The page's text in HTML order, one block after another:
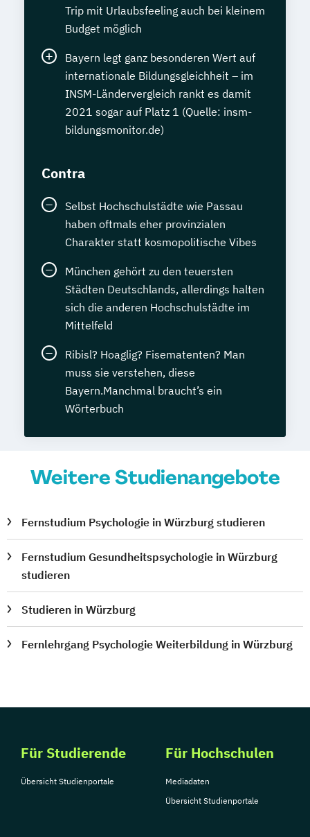
Trip mit Urlaubsfeeling auch bei kleinem
Budget möglich
Bayern legt ganz besonderen Wert auf
internationale Bildungsgleichheit – im
INSM-Ländervergleich rankt es damit
2021 sogar auf Platz 1 (Quelle: insm-
bildungsmonitor.de)
Contra
Selbst Hochschulstädte wie Passau
haben oftmals eher provinzialen
Charakter statt kosmopolitische Vibes
München gehört zu den teuersten
Städten Deutschlands, allerdings halten
sich die anderen Hochschulstädte im
Mittelfeld
Ribisl? Hoaglig? Fisematenten? Man
muss sie verstehen, diese
Bayern.Manchmal braucht’s ein
Wörterbuch
Weitere Studienangebote
Fernstudium Psychologie in Würzburg studieren
Fernstudium Gesundheitspsychologie in Würzburg
studieren
Studieren in Würzburg
Fernlehrgang Psychologie Weiterbildung in Würzburg
Für Studierende
Übersicht Studienportale
Für Hochschulen
Mediadaten
Übersicht Studienportale